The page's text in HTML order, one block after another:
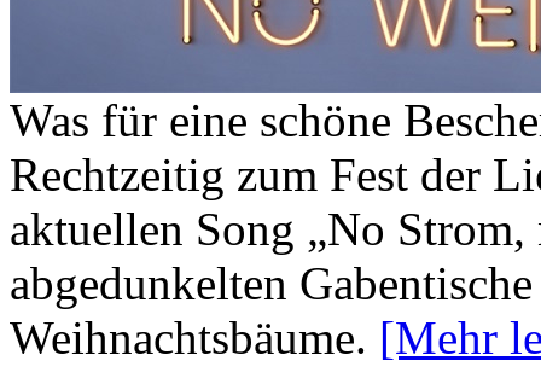
Was für eine schöne
Rechtzeitig zum Fest der
aktuellen Song „No
abgedunkelten
Weihnachtsbäume. [Mehr